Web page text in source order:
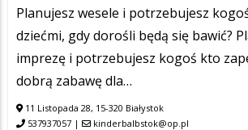
Planujesz wesele i potrzebujesz
dziećmi, gdy dorośli będą się bawić?
imprezę i potrzebujesz kogoś kto
dobrą zabawę dla…
11 Listopada 28, 15-320 Białystok
537937057 | kinderbalbstok@op.pl